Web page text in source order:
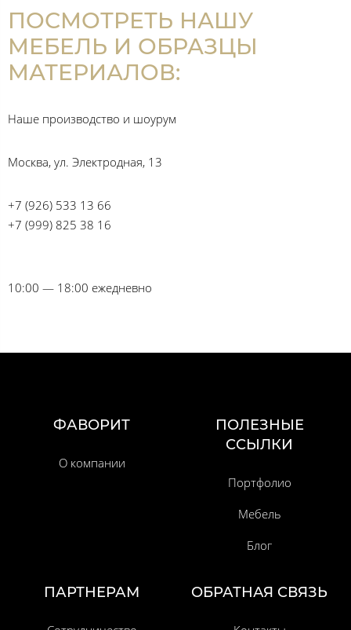
ПОСМОТРЕТЬ НАШУ
МЕБЕЛЬ И ОБРАЗЦЫ
МАТЕРИАЛОВ:
Наше производство и шоурум
Москва, ул. Электродная, 13
+7 (926) 533 13 66
+7 (999) 825 38 16
10:00 — 18:00 ежедневно
ФАВОРИТ
О компании
ПОЛЕЗНЫЕ
ССЫЛКИ
Портфолио
Мебель
Блог
ПАРТНЕРАМ ОБРАТНАЯ СВЯЗЬ